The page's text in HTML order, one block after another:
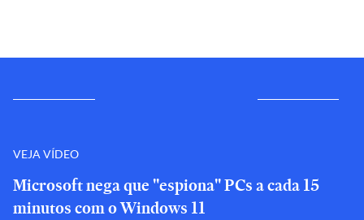
VEJA VÍDEO
Microsoft nega que "espiona" PCs a cada 15
minutos com o Windows 11